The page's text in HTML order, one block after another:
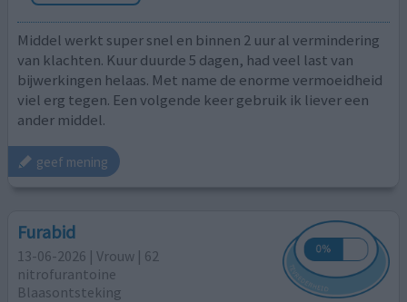
Middel werkt super snel en binnen 2 uur al vermindering
van klachten. Kuur duurde 5 dagen, had veel last van
bijwerkingen helaas. Met name de enorme vermoeidheid
viel erg tegen. Een volgende keer gebruik ik liever een
ander middel.
geef mening
Furabid
13-06-2026 | Vrouw | 62
nitrofurantoine
Blaasontsteking